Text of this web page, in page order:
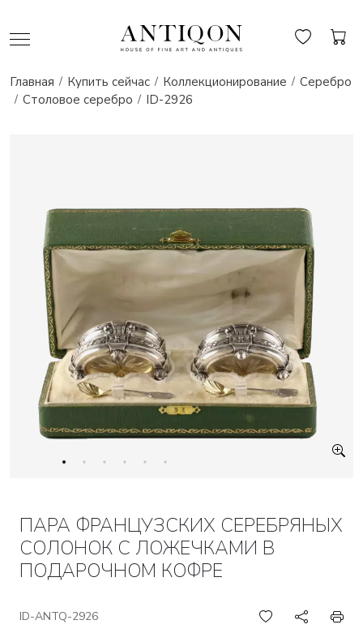
Главная Купить сейчас Коллекционирование
Серебро
Столовое серебро
ID-2926
ПАРА ФРАНЦУЗСКИХ СЕРЕБРЯНЫХ
СОЛОНОК С ЛОЖЕЧКАМИ В
ПОДАРОЧНОМ КОФРЕ
ID-ANTQ-2926